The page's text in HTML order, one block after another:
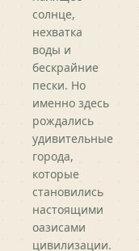
солнце,
нехватка
воды и
бескрайние
пески. Но
именно здесь
рождались
удивительные
города,
которые
становились
настоящими
оазисами
цивилизации.